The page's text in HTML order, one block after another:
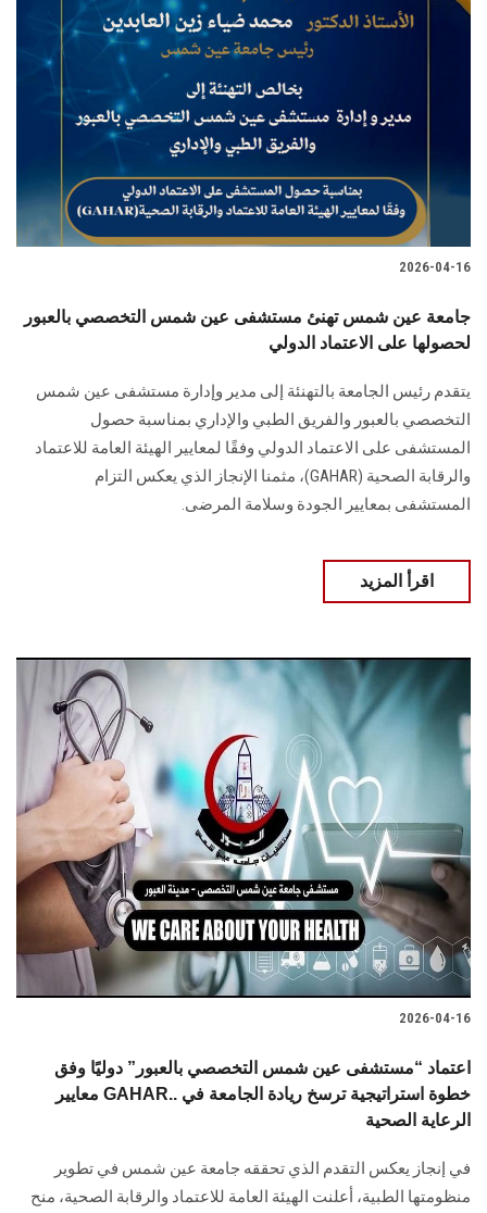
2026-04-16
جامعة عين شمس تهنئ مستشفى عين شمس التخصصي بالعبور
لحصولها على الاعتماد الدولي
يتقدم رئيس الجامعة بالتهنئة إلى مدير وإدارة مستشفى عين شمس
التخصصي بالعبور والفريق الطبي والإداري بمناسبة حصول
المستشفى على الاعتماد الدولي وفقًا لمعايير الهيئة العامة للاعتماد
والرقابة الصحية (GAHAR)، مثمنا الإنجاز الذي يعكس التزام
المستشفى بمعايير الجودة وسلامة المرضى.
اقرأ المزيد
2026-04-16
اعتماد “مستشفى عين شمس التخصصي بالعبور” دوليًا وفق
معايير GAHAR.. خطوة استراتيجية ترسخ ريادة الجامعة في
الرعاية الصحية
في إنجاز يعكس التقدم الذي تحققه جامعة عين شمس في تطوير
منظومتها الطبية، أعلنت الهيئة العامة للاعتماد والرقابة الصحية، منح